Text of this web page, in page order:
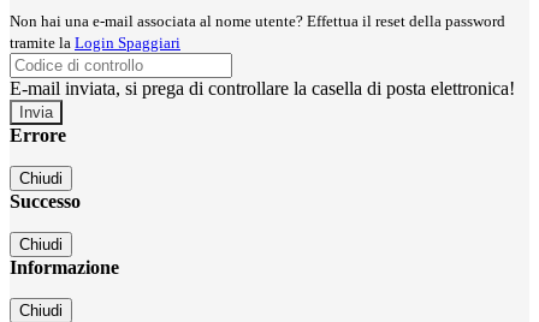
Non hai una e-mail associata al nome utente? Effettua il reset della password
tramite la Login Spaggiari
E-mail inviata, si prega di controllare la casella di posta elettronica!
Errore
Chiudi
Successo
Chiudi
Informazione
Chiudi